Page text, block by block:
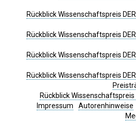
Rückblick Wissenschaftspreis
Rückblick Wissenschaftspreis
Rückblick Wissenschaftspreis
Rückblick Wissenschaftspreis
Rückblick Wissenschaftspreis
Impressum
Autorenhinweise